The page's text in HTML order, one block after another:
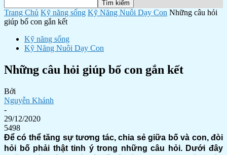
Trang Chủ Kỹ năng sống Kỹ Năng Nuôi Dạy Con Những câu hỏi
giúp bố con gắn kết
Kỹ năng sống
Kỹ Năng Nuôi Dạy Con
Những câu hỏi giúp bố con gắn kết
Bởi
Nguyễn Khánh
-
29/12/2020
5498
Để có thể tăng sự tương tác, chia sẻ giữa bố và con, đòi
hỏi bố phải thật tinh ý trong những câu hỏi. Dưới đây